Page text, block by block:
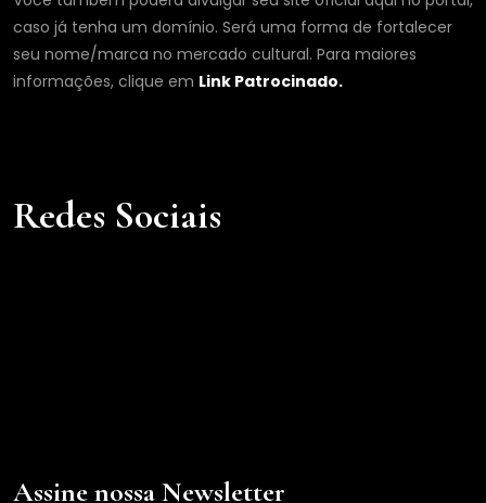
caso já tenha um domínio. Será uma forma de fortalecer
seu nome/marca no mercado cultural. Para maiores
informações, clique em Link Patrocinado.
Redes Sociais
Assine nossa Newsletter